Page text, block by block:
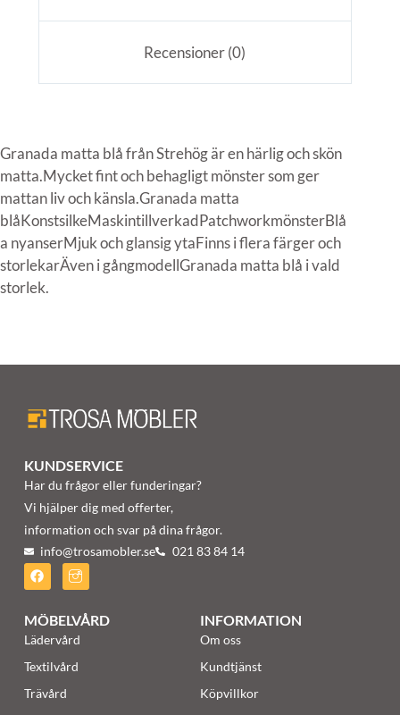
Recensioner (0)
Granada matta blå från Strehög är en härlig och skön
matta.Mycket fint och behagligt mönster som ger
mattan liv och känsla.Granada matta
blåKonstsilkeMaskintillverkadPatchworkmönsterBlå
a nyanserMjuk och glansig ytaFinns i flera färger och
storlekarÄven i gångmodellGranada matta blå i vald
storlek.
KUNDSERVICE
Har du frågor eller funderingar?
Vi hjälper dig med offerter,
information och svar på dina frågor.
info@trosamobler.se 021 83 84 14
MÖBELVÅRD
Lädervård
Textilvård
Trävård
INFORMATION
Om oss
Kundtjänst
Köpvillkor